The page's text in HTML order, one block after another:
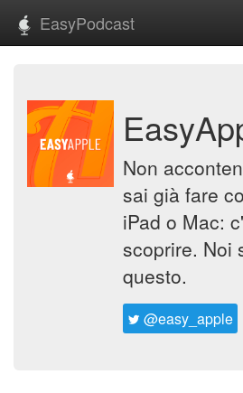
EasyPodcast
Non
sai già fare
iPad o Mac:
scoprire. Noi
questo.
@easy_apple